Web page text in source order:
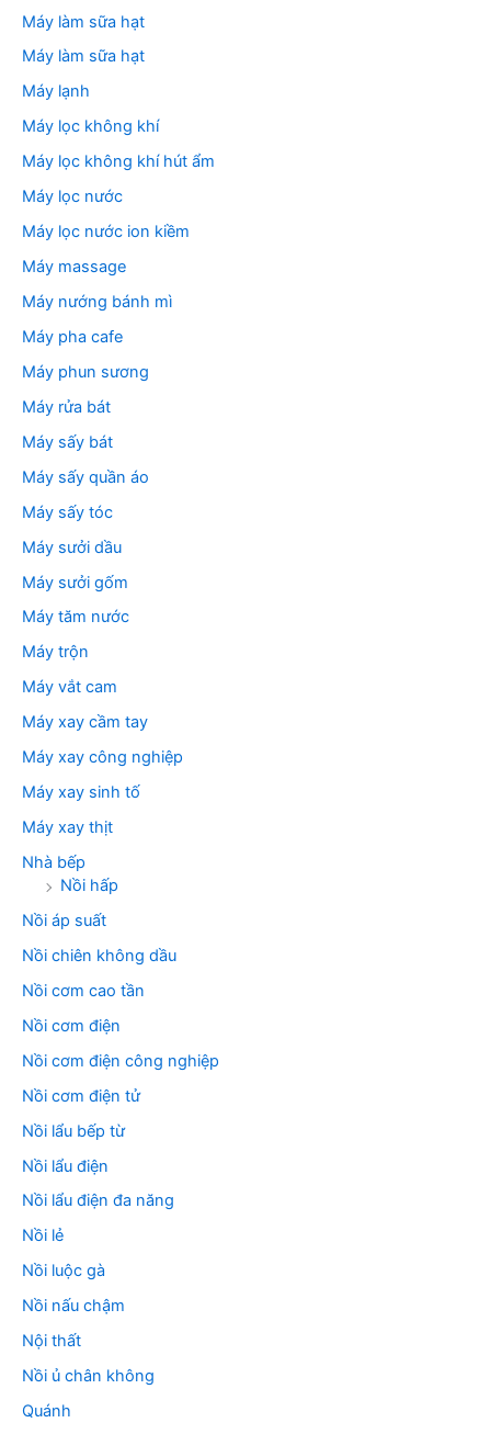
Máy làm sữa hạt
Máy làm sữa hạt
Máy lạnh
Máy lọc không khí
Máy lọc không khí hút ẩm
Máy lọc nước
Máy lọc nước ion kiềm
Máy massage
Máy nướng bánh mì
Máy pha cafe
Máy phun sương
Máy rửa bát
Máy sấy bát
Máy sấy quần áo
Máy sấy tóc
Máy sưởi dầu
Máy sưởi gốm
Máy tăm nước
Máy trộn
Máy vắt cam
Máy xay cầm tay
Máy xay công nghiệp
Máy xay sinh tố
Máy xay thịt
Nhà bếp
Nồi hấp
Nồi áp suất
Nồi chiên không dầu
Nồi cơm cao tần
Nồi cơm điện
Nồi cơm điện công nghiệp
Nồi cơm điện tử
Nồi lẩu bếp từ
Nồi lẩu điện
Nồi lẩu điện đa năng
Nồi lẻ
Nồi luộc gà
Nồi nấu chậm
Nội thất
Nồi ủ chân không
Quánh